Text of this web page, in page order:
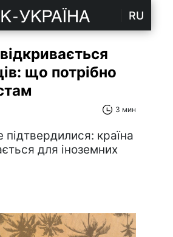
RU
що потрібно
3 мин
країна
для іноземних